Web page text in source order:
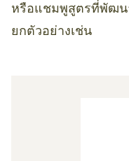
หรือแชมพูสูตรที่พัฒน
ยกตัวอย่างเช่น